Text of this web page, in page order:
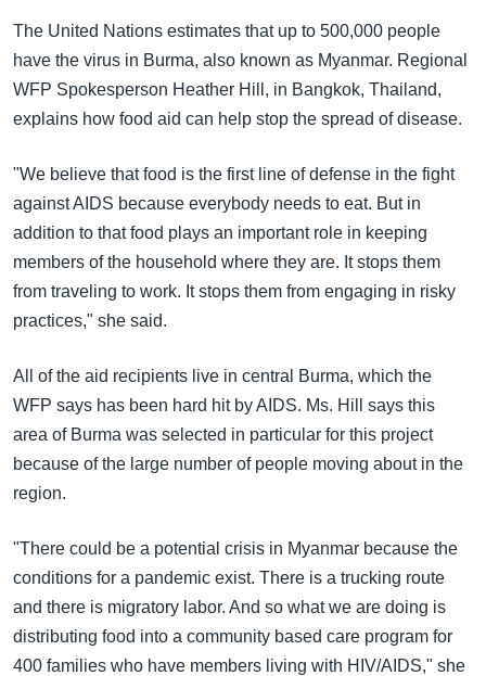
သို့
ကြည့်
ရှာဖွေ
သို့
ကျော်
ရန်
ရုပ်ရှင်ထဲက အင်္ဂလိပ်စာ
သုတပဒေသာ အင်္ဂလိပ်စာ
တီဗွီ
ရေဒီယို/တီဗွီအစီအစဉ်
Learning English
ဗွီအိုအေ လူမှုကွန်ယက်များ
ဘာသာစကားများ
The United Nations estimates that up to 500,000 people
have the virus in Burma, also known as Myanmar. Regional
WFP Spokesperson Heather Hill, in Bangkok, Thailand,
explains how food aid can help stop the spread of disease.
"We believe that food is the first line of defense in the fight
against AIDS because everybody needs to eat. But in
addition to that food plays an important role in keeping
members of the household where they are. It stops them
from traveling to work. It stops them from engaging in risky
practices," she said.
All of the aid recipients live in central Burma, which the
WFP says has been hard hit by AIDS. Ms. Hill says this
area of Burma was selected in particular for this project
because of the large number of people moving about in the
region.
"There could be a potential crisis in Myanmar because the
conditions for a pandemic exist. There is a trucking route
and there is migratory labor. And so what we are doing is
distributing food into a community based care program for
400 families who have members living with HIV/AIDS," she